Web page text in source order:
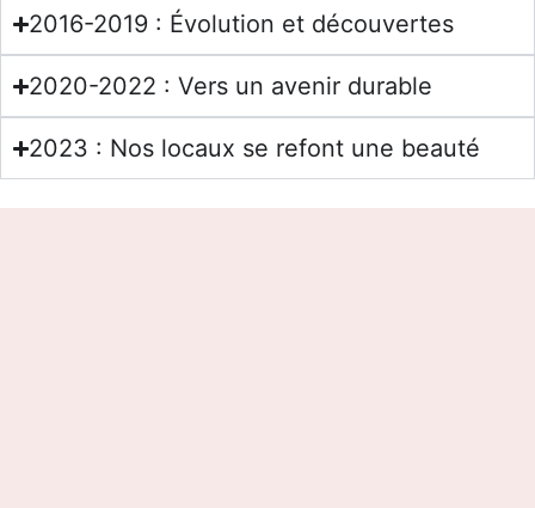
2016-2019 : Évolution et découvertes
2020-2022 : Vers un avenir durable
2023 : Nos locaux se refont une beauté